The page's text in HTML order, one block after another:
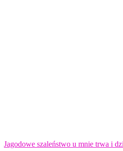
Jagodowe szaleństwo u mnie trwa i